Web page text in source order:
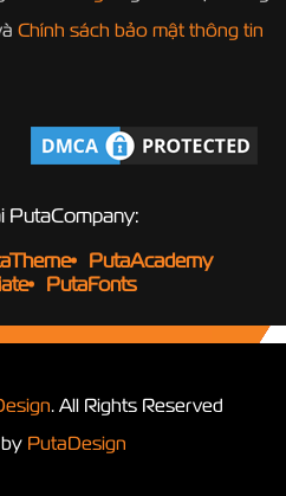
Chính sách bảo mật thông tin
PutaCompany:
PutaAcademy
PutaFonts
. All Rights Reserved
PutaDesign